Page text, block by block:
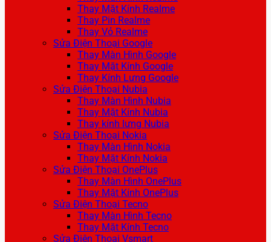
Thay Mặt Kính Realme
Thay Pin Realme
Thay Vỏ Realme
Sửa Điện Thoại Google
Thay Màn Hình Google
Thay Mặt Kính Google
Thay Kính Lưng Google
Sửa Điện Thoại Nubia
Thay Màn Hình Nubia
Thay Mặt Kính Nubia
Thay kính lưng Nubia
Sửa Điện Thoại Nokia
Thay Màn Hình Nokia
Thay Mặt Kính Nokia
Sửa Điện Thoại OnePlus
Thay Màn Hình OnePlus
Thay Mặt Kính OnePlus
Sửa Điện Thoại Tecno
Thay Màn Hình Tecno
Thay Mặt Kính Tecno
Sửa Điện Thoại Vsmart